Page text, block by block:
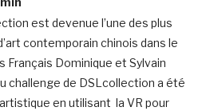
est devenue l’une des plus
contemporain chinois dans le
Français Dominique et Sylvain
challenge de DSLcollection a été
en utilisant la VR pour